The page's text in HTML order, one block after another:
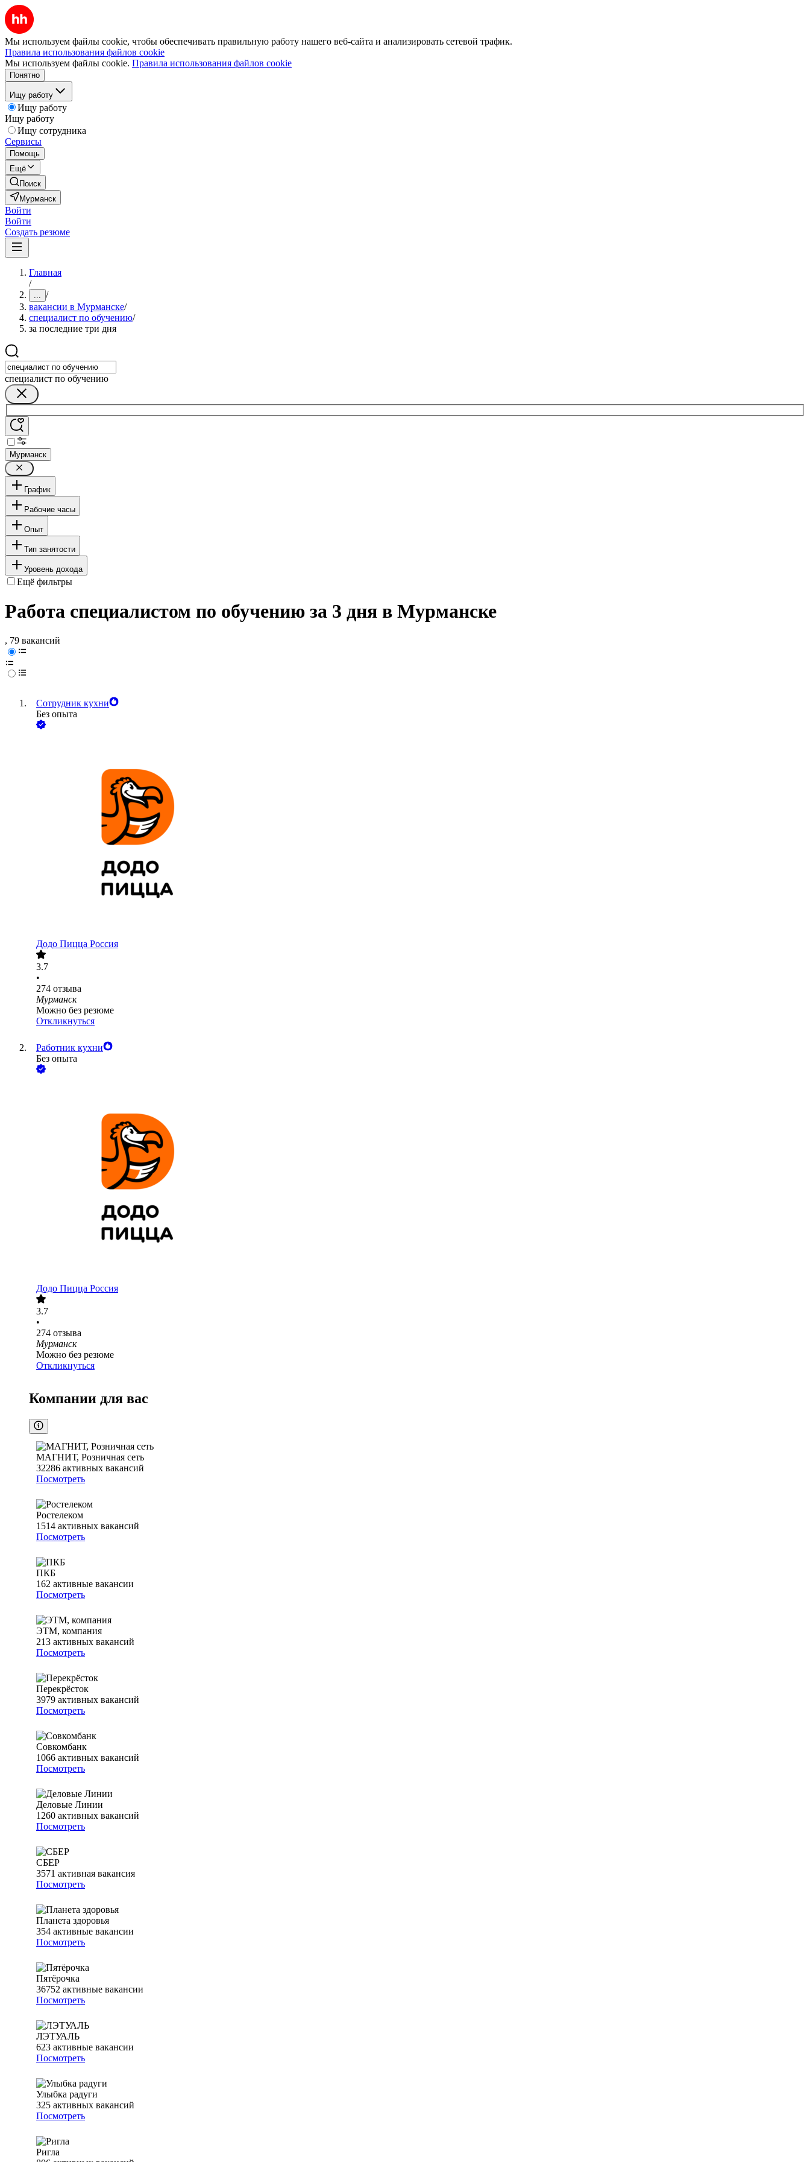
Мы используем файлы cookie, чтобы обеспечивать правильную работу нашего веб-сайта и анализировать сетевой трафик.
Правила использования файлов cookie
Мы используем файлы cookie. Правила использования файлов cookie
Понятно
Ищу работу
Ищу работу
Ищу работу
Ищу сотрудника
Сервисы
Помощь
Ещё
Поиск
Мурманск
Войти
Войти
Создать резюме
Главная
/
... /
вакансии в Мурманске/
специалист по обучению/
за последние три дня
специалист по обучению
Мурманск
График
Рабочие часы
Опыт
Тип занятости
Уровень дохода
Ещё фильтры
Работа специалистом по обучению за 3 дня в Мурманске
, 79 вакансий
Сотрудник кухни
Без опыта
Додо Пицца Россия
3.7
•
274 отзыва
Мурманск
Можно без резюме
Откликнуться
Работник кухни
Без опыта
Додо Пицца Россия
3.7
•
274 отзыва
Мурманск
Можно без резюме
Откликнуться
Компании для вас
МАГНИТ, Розничная сеть
32286 активных вакансий
Посмотреть
Ростелеком
1514 активных вакансий
Посмотреть
ПКБ
162 активные вакансии
Посмотреть
ЭТМ, компания
213 активных вакансий
Посмотреть
Перекрёсток
3979 активных вакансий
Посмотреть
Совкомбанк
1066 активных вакансий
Посмотреть
Деловые Линии
1260 активных вакансий
Посмотреть
СБЕР
3571 активная вакансия
Посмотреть
Планета здоровья
354 активные вакансии
Посмотреть
Пятёрочка
36752 активные вакансии
Посмотреть
ЛЭТУАЛЬ
623 активные вакансии
Посмотреть
Улыбка радуги
325 активных вакансий
Посмотреть
Ригла